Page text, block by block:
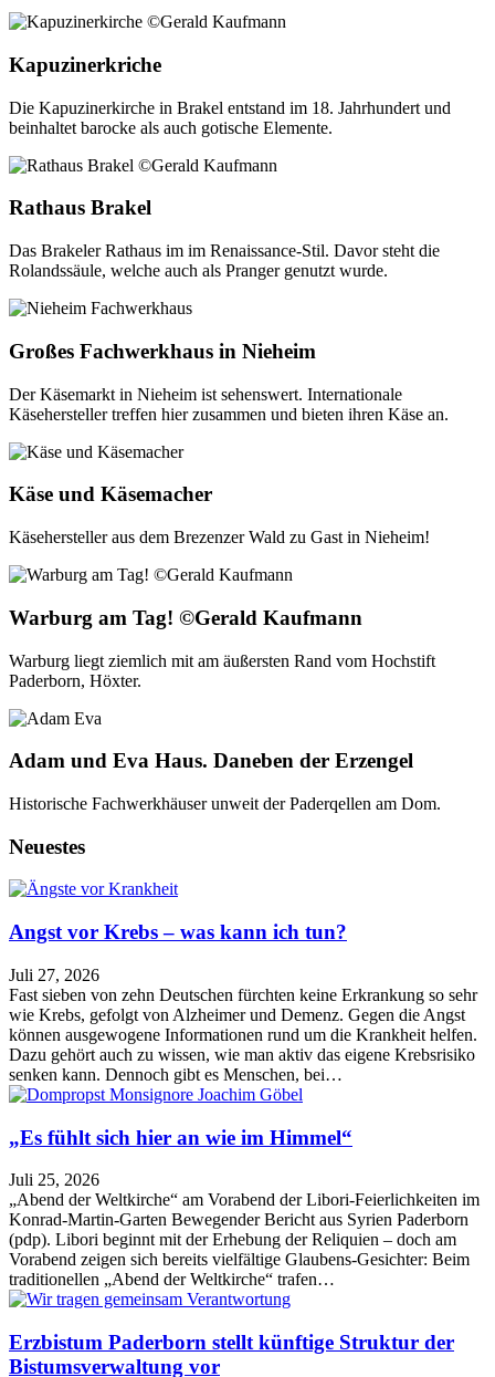
Kapuzinerkriche
Die Kapuzinerkirche in Brakel entstand im 18. Jahrhundert und
beinhaltet barocke als auch gotische Elemente.
Rathaus Brakel
Das Brakeler Rathaus im im Renaissance-Stil. Davor steht die
Rolandssäule, welche auch als Pranger genutzt wurde.
Großes Fachwerkhaus in Nieheim
Der Käsemarkt in Nieheim ist sehenswert. Internationale
Käsehersteller treffen hier zusammen und bieten ihren Käse an.
Käse und Käsemacher
Käsehersteller aus dem Brezenzer Wald zu Gast in Nieheim!
Warburg am Tag! ©Gerald Kaufmann
Warburg liegt ziemlich mit am äußersten Rand vom Hochstift
Paderborn, Höxter.
Adam und Eva Haus. Daneben der Erzengel
Historische Fachwerkhäuser unweit der Paderqellen am Dom.
Neuestes
Angst vor Krebs – was kann ich tun?
Juli 27, 2026
Fast sieben von zehn Deutschen fürchten keine Erkrankung so sehr
wie Krebs, gefolgt von Alzheimer und Demenz. Gegen die Angst
können ausgewogene Informationen rund um die Krankheit helfen.
Dazu gehört auch zu wissen, wie man aktiv das eigene Krebsrisiko
senken kann. Dennoch gibt es Menschen, bei…
„Es fühlt sich hier an wie im Himmel“
Juli 25, 2026
„Abend der Weltkirche“ am Vorabend der Libori-Feierlichkeiten im
Konrad-Martin-Garten Bewegender Bericht aus Syrien Paderborn
(pdp). Libori beginnt mit der Erhebung der Reliquien – doch am
Vorabend zeigen sich bereits vielfältige Glaubens-Gesichter: Beim
traditionellen „Abend der Weltkirche“ trafen…
Erzbistum Paderborn stellt künftige Struktur der
Bistumsverwaltung vor